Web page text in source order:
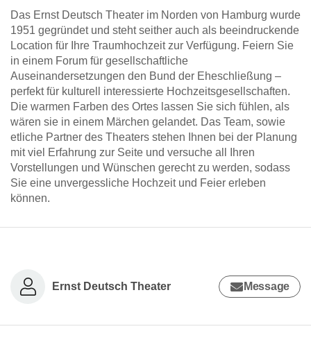
Das Ernst Deutsch Theater im Norden von Hamburg wurde
1951 gegründet und steht seither auch als beeindruckende
Location für Ihre Traumhochzeit zur Verfügung. Feiern Sie
in einem Forum für gesellschaftliche
Auseinandersetzungen den Bund der Eheschließung –
perfekt für kulturell interessierte Hochzeitsgesellschaften.
Die warmen Farben des Ortes lassen Sie sich fühlen, als
wären sie in einem Märchen gelandet. Das Team, sowie
etliche Partner des Theaters stehen Ihnen bei der Planung
mit viel Erfahrung zur Seite und versuche all Ihren
Vorstellungen und Wünschen gerecht zu werden, sodass
Sie eine unvergessliche Hochzeit und Feier erleben
können.
Ernst Deutsch Theater Message